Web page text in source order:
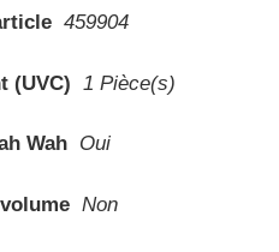
459904
(UVC) 1 Pièce(s)
Wah Oui
Non